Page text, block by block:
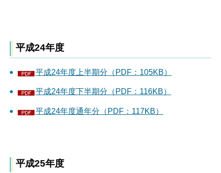
平成24年度
平成24年度上半期分（PDF：105KB）
平成24年度下半期分（PDF：116KB）
平成24年度通年分（PDF：117KB）
平成25年度